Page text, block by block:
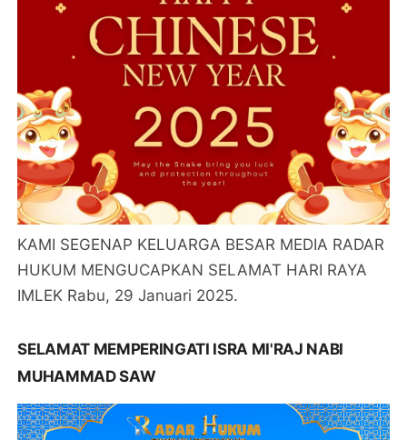
KAMI SEGENAP KELUARGA BESAR MEDIA RADAR
HUKUM MENGUCAPKAN SELAMAT HARI RAYA
IMLEK Rabu, 29 Januari 2025.
SELAMAT MEMPERINGATI ISRA MI'RAJ NABI
MUHAMMAD SAW